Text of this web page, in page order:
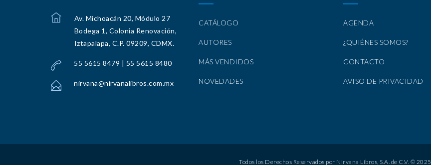
Av. Michoacán 20, Módulo 27
Bodega 1, Colonia Renovación,
Iztapalapa, C.P. 09209, CDMX.
55 5615 8479 | 55 5615 8480
nirvana@nirvanalibros.com.mx
CATÁLOGO
AUTORES
MÁS VENDIDOS
NOVEDADES
AGENDA
¿QUIÉNES SOMOS?
CONTACTO
AVISO DE PRIVACIDAD
Todos los Derechos Reservados por Nirvana Libros, S.A. de C.V. © 2025